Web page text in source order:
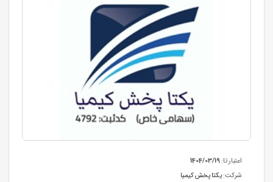
اعتبار تا:1404/03/19
شرکت:یکتا پخش کیمیا